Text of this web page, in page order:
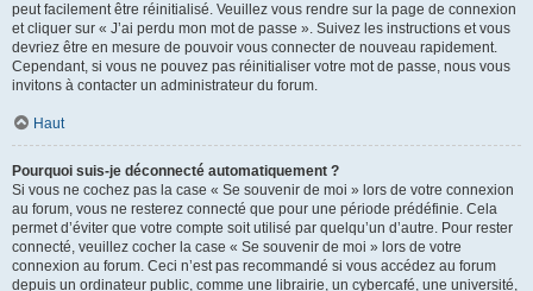
peut facilement être réinitialisé. Veuillez vous rendre sur la page de connexion
et cliquer sur « J’ai perdu mon mot de passe ». Suivez les instructions et vous
devriez être en mesure de pouvoir vous connecter de nouveau rapidement.
Cependant, si vous ne pouvez pas réinitialiser votre mot de passe, nous vous
invitons à contacter un administrateur du forum.
Haut
Pourquoi suis-je déconnecté automatiquement ?
Si vous ne cochez pas la case « Se souvenir de moi » lors de votre connexion
au forum, vous ne resterez connecté que pour une période prédéfinie. Cela
permet d’éviter que votre compte soit utilisé par quelqu’un d’autre. Pour rester
connecté, veuillez cocher la case « Se souvenir de moi » lors de votre
connexion au forum. Ceci n’est pas recommandé si vous accédez au forum
depuis un ordinateur public, comme une librairie, un cybercafé, une université,